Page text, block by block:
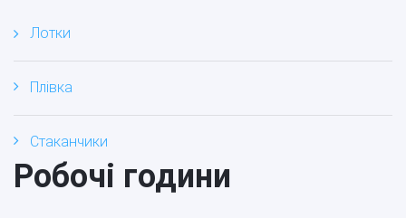
Лотки
Плівка
Стаканчики
Робочі години